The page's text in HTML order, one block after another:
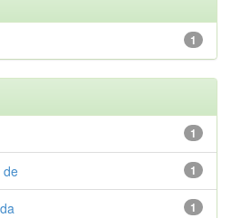
1
1
1
de
1